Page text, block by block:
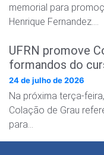
memorial para
Henrique Fernandez….
UFRN promove
formandos do
24 de julho de 2026
Na próxima terça-
Colação de Grau
para…